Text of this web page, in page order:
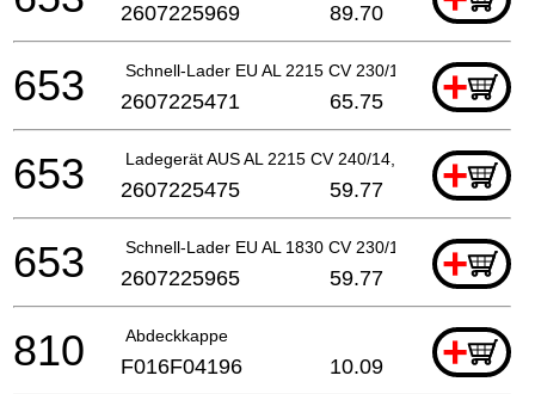
2607225969 89.70
Schnell-Lader EU AL 2215 CV 230/14,4-18V, 1h
+
653 2607225471 65.75
Ladegerät AUS AL 2215 CV 240/14,4-18V, 1h
+
653 2607225475 59.77
Schnell-Lader EU AL 1830 CV 230/14,4-18V 1h
+
653 2607225965 59.77
Abdeckkappe +
810 F016F04196 10.09